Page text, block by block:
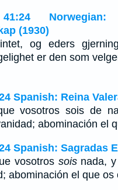
(1930)
og eders
er den som
Spanish: Reina
vosotros sois de
abominación el
Spanish: Sagradas
vosotros soisnada, y
abominación el que os